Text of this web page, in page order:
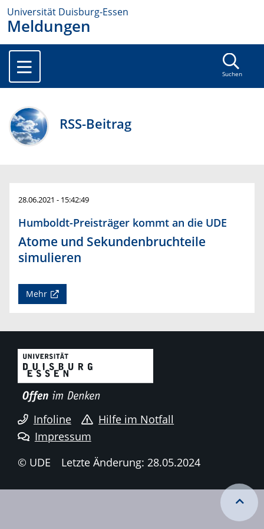
Universität Duisburg-Essen
Meldungen
Suchen
RSS-Beitrag
28.06.2021 - 15:42:49
Humboldt-Preisträger kommt an die UDE
Atome und Sekundenbruchteile
simulieren
Mehr
Infoline
Hilfe im Notfall
Impressum
© UDE
Letzte Änderung: 28.05.2024